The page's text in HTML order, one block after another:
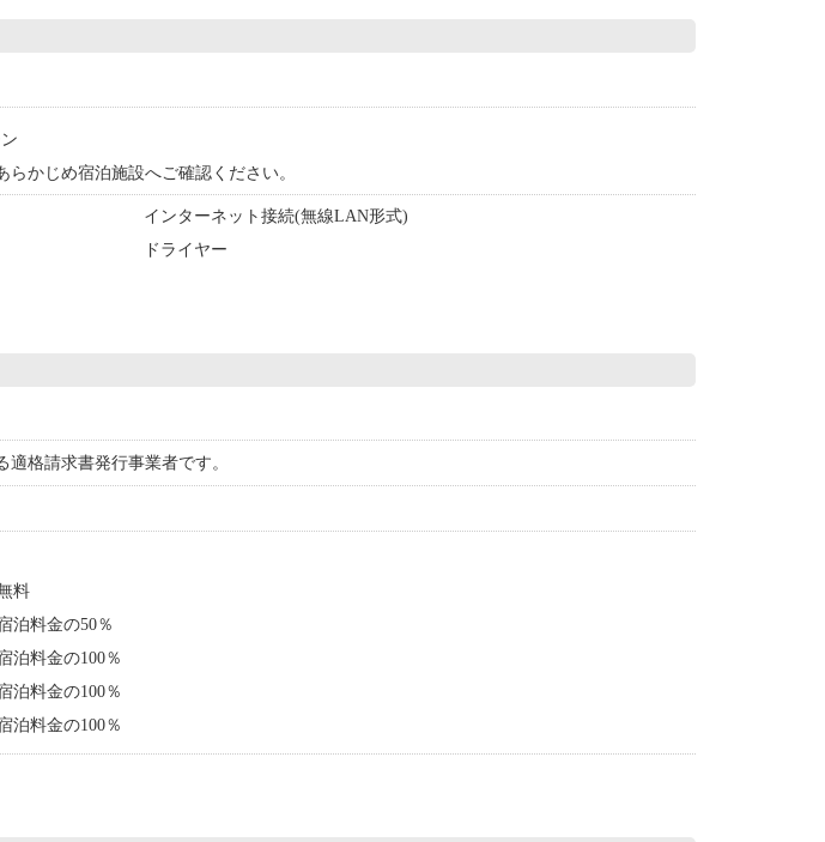
かじめ宿泊施設へご確認ください。
インターネット接続(無線LAN形式)
ドライヤー
格請求書発行事業者です。
料
泊料金の50％
泊料金の100％
泊料金の100％
泊料金の100％